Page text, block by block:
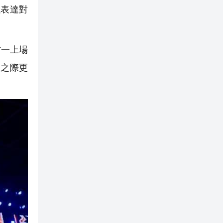
達對
上場
際更